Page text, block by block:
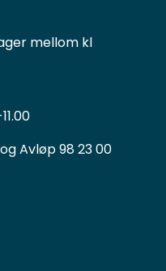
mellom kl
Avløp 98 23 00